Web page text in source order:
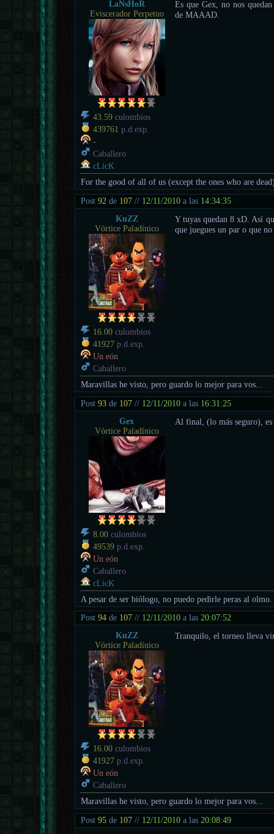
LaNsHoR
Eviscerador Perpetuo
43.59 culombios
439761 p.d.exp.
-
Caballero
cLicK
Es que Gex, no nos
de MAAAD.
For the good of all of us (except the ones who are
Post92 de 107 // 12/11/2010 a las 14:34:35
KuZZ
Vórtice Paladínico
16.00 culombios
41927 p.d.exp.
Un eón
Caballero
Y tuyas quedan 8 xD. Así
que juegues un par o que
Maravillas he visto, pero guardo lo mejor para vos...
Post93 de 107 // 12/11/2010 a las 16:31:25
Gex
Vórtice Paladínico
8.00 culombios
49539 p.d.exp.
Un eón
Caballero
cLicK
Al final, (lo más seguro),
A pesar de ser biólogo, no puedo pedirle peras al olmo.
Post94 de 107 // 12/11/2010 a las20:07:52
KuZZ
Vórtice Paladínico
16.00 culombios
41927 p.d.exp.
Un eón
Caballero
Tranquilo, el torneo lleva
Maravillas he visto, pero guardo lo mejor para vos...
Post95 de 107 // 12/11/2010 a las20:08:49